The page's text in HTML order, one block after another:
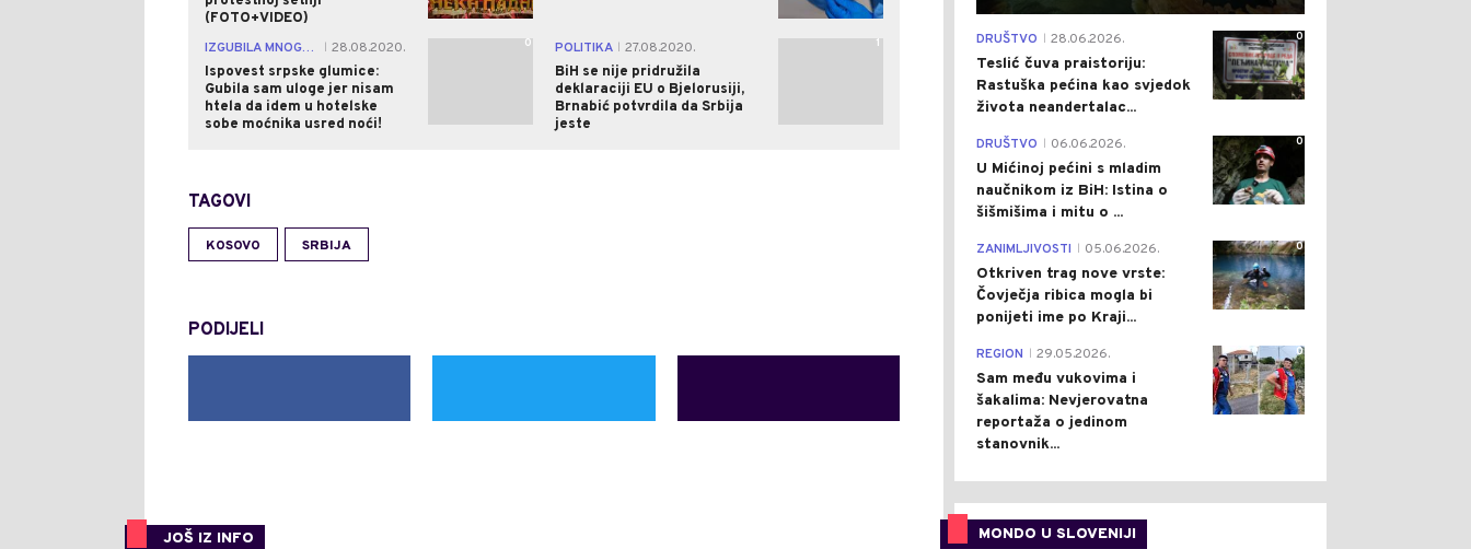
(FOTO+VIDEO)
IZGUBILA MNOGE ULOGE!
28.08.2020.
Ispovest srpske glumice:
Gubila sam uloge jer nisam
htela da idem u hotelske
sobe moćnika usred noći!
0 POLITIKA
27.08.2020.
BiH se nije pridružila
deklaraciji EU o Bjelorusiji,
Brnabić potvrdila da Srbija
jeste
1
TAGOVI
KOSOVO SRBIJA
PODIJELI
JOŠ IZ INFO
0
DRUŠTVO 28.06.2026.
Teslić čuva praistoriju:
Rastuška pećina kao svjedok
života neandertalac...
0
DRUŠTVO 06.06.2026.
U Mićinoj pećini s mladim
naučnikom iz BiH: Istina o
šišmišima i mitu o ...
0
ZANIMLJIVOSTI 05.06.2026.
Otkriven trag nove vrste:
Čovječja ribica mogla bi
ponijeti ime po Kraji...
0
REGION 29.05.2026.
Sam među vukovima i
šakalima: Nevjerovatna
reportaža o jedinom
stanovnik...
MONDO U SLOVENIJI